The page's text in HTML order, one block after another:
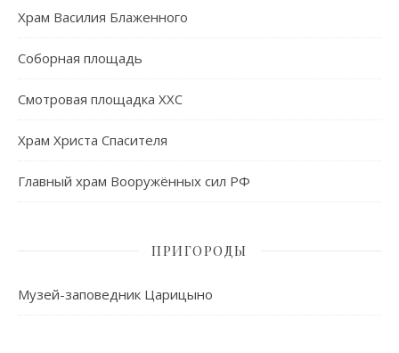
Храм Василия Блаженного
Соборная площадь
Смотровая площадка ХХС
Храм Христа Спасителя
Главный храм Вооружённых сил РФ
ПРИГОРОДЫ
Музей-заповедник Царицыно